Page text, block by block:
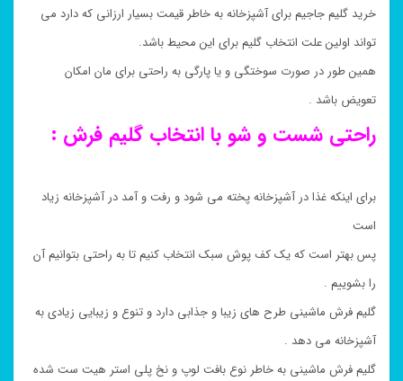
خرید گلیم جاجیم برای آشپزخانه به خاطر قیمت بسیار ارزانی که دارد می
تواند اولین علت انتخاب گلیم برای این محیط باشد.
همین طور در صورت سوختگی و یا پارگی به راحتی برای مان امکان
تعویض باشد .
راحتی شست و شو با انتخاب گلیم فرش :
برای اینکه غذا در آشپزخانه پخته می شود و رفت و آمد در آشپزخانه زیاد
است
پس بهتر است که یک کف پوش سبک انتخاب کنیم تا به راحتی بتوانیم آن
را بشوییم .
گلیم فرش ماشینی طرح های زیبا و جذابی دارد و تنوع و زیبایی زیادی به
آشپزخانه می دهد .
گلیم فرش ماشینی به خاطر نوع بافت لوپ و نخ پلی استر هیت ست شده